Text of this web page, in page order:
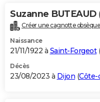
Alimentation
Guide de la santé
Maladies
Médicaments
Sommeil
VOYAGE
Destinations
City break
Voyage nature
Voyage de noces
Forum
Climat
+PHOTO
GUIDES D'ACHAT
BONS PLANS
Suzanne BUTEAUD
Créer une cagnotte
Naissance
21/11/1922 à Saint-Forgeot(
Décès
23/08/2023 à Dijon (Côte-